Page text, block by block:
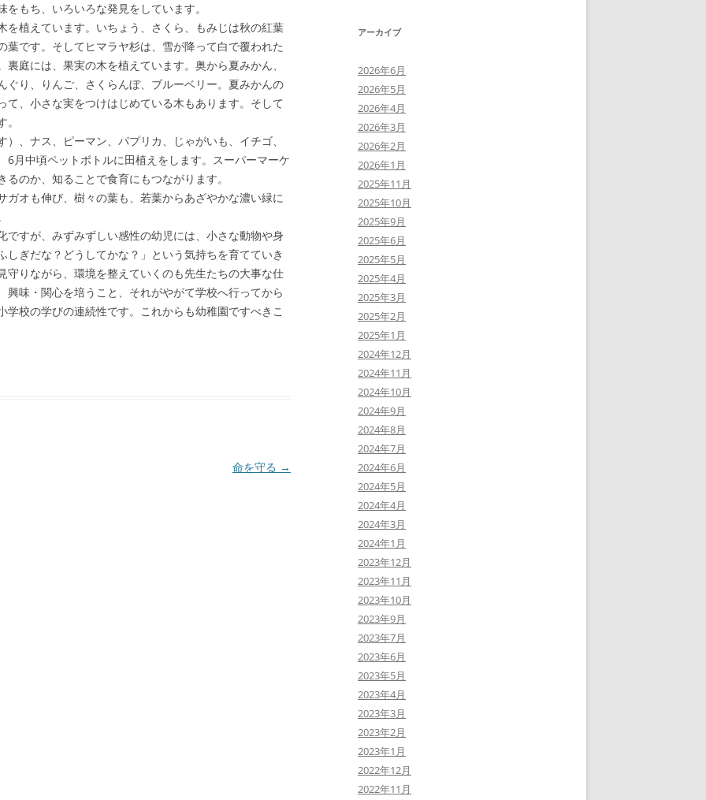
もち、いろいろな発見をしています。
植えています。いちょう、さくら、もみじは秋の紅葉
葉です。そしてヒマラヤ杉は、雪が降って白で覆われた
庭には、果実の木を植えています。奥から夏みかん、
ぐり、りんご、さくらんぼ、ブルーベリー。夏みかんの
て、小さな実をつけはじめている木もあります。そして
、ナス、ピーマン、パプリカ、じゃがいも、イチゴ、
6月中頃ペットボトルに田植えをします。スーパーマーケ
のか、知ることで食育にもつながります。
オも伸び、樹々の葉も、若葉からあざやかな濃い緑に
すが、みずみずしい感性の幼児には、小さな動物や身
ぎだな？どうしてかな？」という気持ちを育てていき
守りながら、環境を整えていくのも先生たちの大事な仕
味・関心を培うこと、それがやがて学校へ行ってから
校の学びの連続性です。これからも幼稚園ですべきこ
命を守る →
アーカイブ
2026年6月
2026年5月
2026年4月
2026年3月
2026年2月
2026年1月
2025年11月
2025年10月
2025年9月
2025年6月
2025年5月
2025年4月
2025年3月
2025年2月
2025年1月
2024年12月
2024年11月
2024年10月
2024年9月
2024年8月
2024年7月
2024年6月
2024年5月
2024年4月
2024年3月
2024年1月
2023年12月
2023年11月
2023年10月
2023年9月
2023年7月
2023年6月
2023年5月
2023年4月
2023年3月
2023年2月
2023年1月
2022年12月
2022年11月